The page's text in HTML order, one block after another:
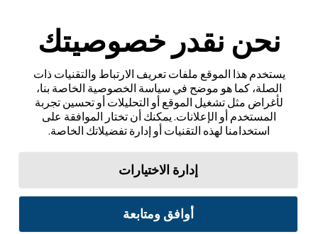
نحن نقدر خصوصيتك
يستخدم هذا الموقع ملفات تعريف الارتباط والتقنيات ذات
الصلة، كما هو موضح في سياسة الخصوصية الخاصة بنا،
لأغراض مثل تشغيل الموقع أو التحليلات أو تحسين تجربة
المستخدم أو الإعلانات. يمكنك أن تختار الموافقة على
استخدامنا لهذه التقنيات أو إدارة تفضيلاتك الخاصة.
إدارة الاختيارات
أوافق ومتابعة